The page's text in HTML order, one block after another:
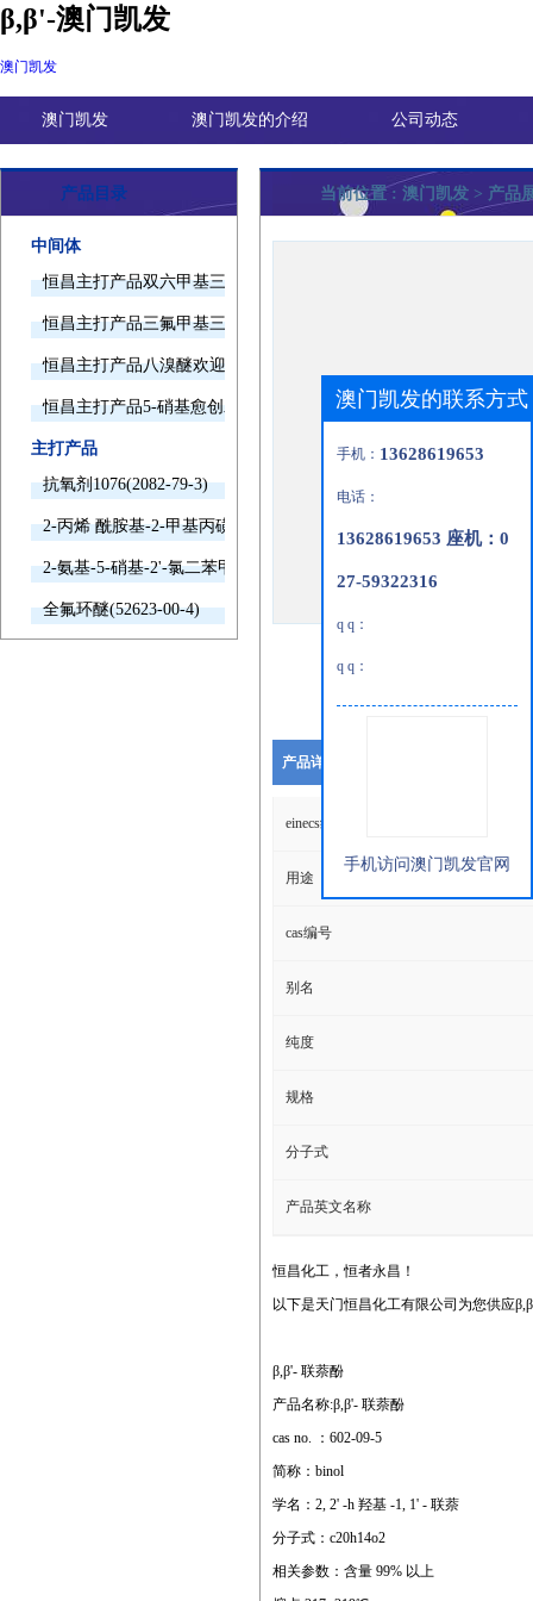
β,β'-澳门凯发
澳门凯发
澳门凯发 澳门凯发的介绍 公司动态
产品目录
中间体
恒昌主打产品双六甲基三胺欢迎询价
恒昌主打产品三氟甲基三甲基硅烷欢迎询价
恒昌主打产品八溴醚欢迎询价
恒昌主打产品5-硝基愈创木酚钠欢迎询价
主打产品
抗氧剂1076(2082-79-3)
2-丙烯 酰胺基-2-甲基丙磺酸(15214-89-8)
2-氨基-5-硝基-2'-氯二苯甲酮(2011-66-7)
全氟环醚(52623-00-4)
当前位置 : 澳门凯发 > 产品
产品详细说明
einecs编号
用途
cas编号
别名
纯度
规格
分子式
产品英文名称
恒昌化工，恒者永昌！
以下是天门恒昌化工有限公司为您供应
β,β'- 联萘酚
产品名称:β,β'- 联萘酚
cas no. ：602-09-5
简称：binol
学名：2, 2' -h 羟基 -1, 1' - 联萘
分子式：c20h14o2
相关参数：含量 99% 以上
澳门凯发的联系方式
手机： 13628619653
电话：
13628619653 座机：0
27-59322316
q q：
q q：
手机访问澳门凯发官网